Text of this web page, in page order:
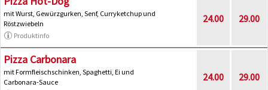
mit Wurst, Gewürzgurken, Senf, Curryketchup und
Röstzwiebeln
Produktinfo
24.00 29.00
Pizza Carbonara
mit Formfleischschinken, Spaghetti, Ei und
Carbonara-Sauce
24.00 29.00